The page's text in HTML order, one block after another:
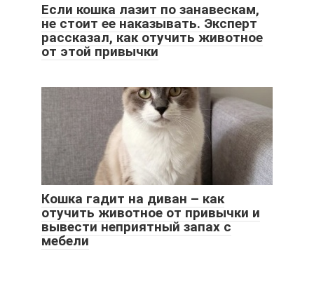
Если кошка лазит по занавескам,
не стоит ее наказывать. Эксперт
рассказал, как отучить животное
от этой привычки
Кошка гадит на диван – как
отучить животное от привычки и
вывести неприятный запах с
мебели